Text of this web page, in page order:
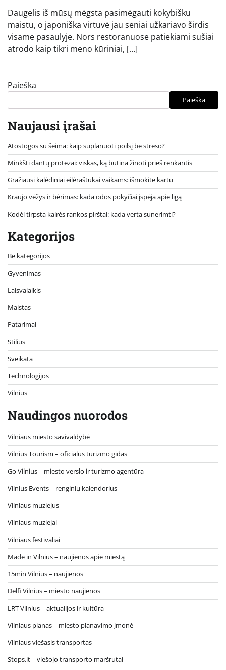
Daugelis iš mūsų mėgsta pasimėgauti kokybišku
maistu, o japoniška virtuvė jau seniai užkariavo širdis
visame pasaulyje. Nors restoranuose patiekiami sušiai
atrodo kaip tikri meno kūriniai, […]
Paieška
Paieška
Naujausi įrašai
Atostogos su šeima: kaip suplanuoti poilsį be streso?
Minkšti dantų protezai: viskas, ką būtina žinoti prieš renkantis
Gražiausi kalėdiniai eilėraštukai vaikams: išmokite kartu
Kraujo vėžys ir bėrimas: kada odos pokyčiai įspėja apie ligą
Kodėl tirpsta kairės rankos pirštai: kada verta sunerimti?
Kategorijos
Be kategorijos
Gyvenimas
Laisvalaikis
Maistas
Patarimai
Stilius
Sveikata
Technologijos
Vilnius
Naudingos nuorodos
Vilniaus miesto savivaldybė
Vilnius Tourism – oficialus turizmo gidas
Go Vilnius – miesto verslo ir turizmo agentūra
Vilnius Events – renginių kalendorius
Vilniaus muziejus
Vilniaus muziejai
Vilniaus festivaliai
Made in Vilnius – naujienos apie miestą
15min Vilnius – naujienos
Delfi Vilnius – miesto naujienos
LRT Vilnius – aktualijos ir kultūra
Vilniaus planas – miesto planavimo įmonė
Vilniaus viešasis transportas
Stops.lt – viešojo transporto maršrutai